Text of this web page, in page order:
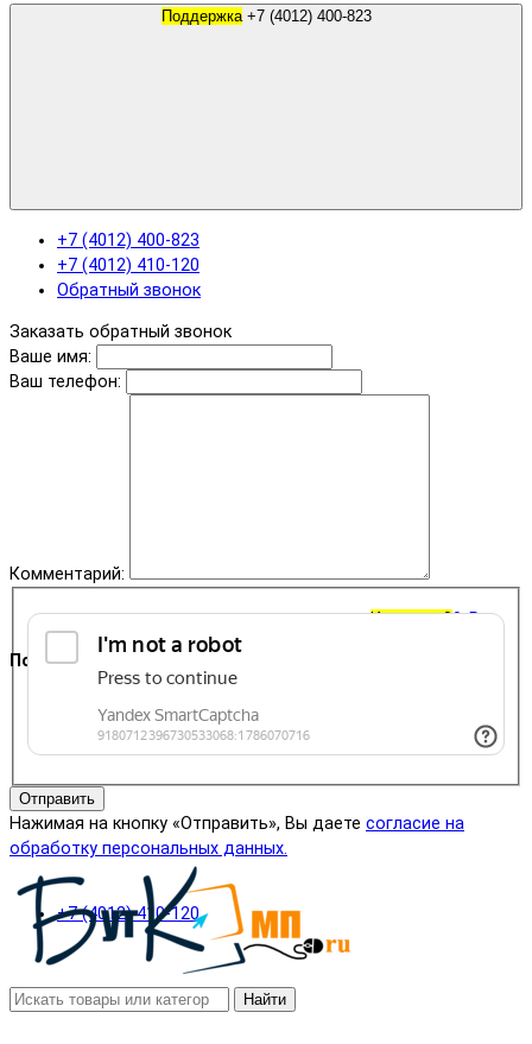
Корзина 00 ₽
Поддержка
+7 (4012) 410-120
Поддержка +7 (4012) 400-823
+7 (4012) 400-823
+7 (4012) 410-120
Обратный звонок
Заказать обратный звонок
Ваше имя:
Ваш телефон:
Комментарий:
Отправить
Нажимая на кнопку «Отправить», Вы даете согласие на
обработку персональных данных.
Найти